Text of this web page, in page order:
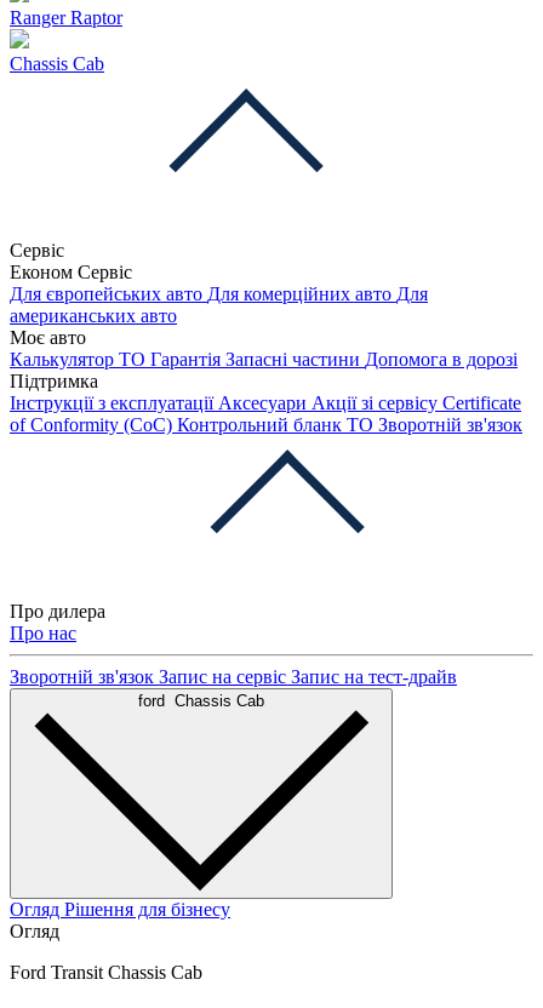
Ranger Raptor
Chassis Cab
Сервіс
Економ Сервіс
Для європейських авто Для комерційних авто Для
американських авто
Моє авто
Калькулятор ТО Гарантія Запасні частини Допомога в дорозі
Підтримка
Інструкції з експлуатації Аксесуари Акції зі сервісу Certificate
of Conformity (CoC) Контрольний бланк ТО Зворотній зв'язок
Про дилера
Про нас
Зворотній зв'язок Запис на сервіс Запис на тест-драйв
ford Chassis Cab
Огляд Рішення для бізнесу
Огляд
Ford Transit Chassis Cab